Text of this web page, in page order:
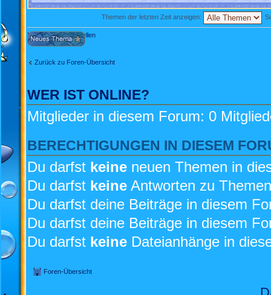
Themen der letzten Zeit anzeigen:
Neues Thema erstellen
Zurück zu Foren-Übersicht
WER IST ONLINE?
Mitglieder in diesem Forum: 0
BERECHTIGUNGEN IN DIESEM
Du darfst keine neuen Themen in
Du darfst keine Antworten zu
Du darfst deine Beiträge in diesem
Du darfst deine Beiträge in diesem
Du darfst keine Dateianhänge in
Foren-Übersicht